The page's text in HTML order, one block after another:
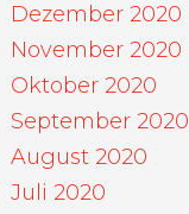
Dezember 2020
November 2020
Oktober 2020
September 2020
August 2020
Juli 2020